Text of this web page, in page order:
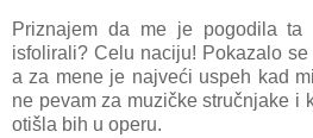
Priznаjem da me je pogodila tа
isfolirаli? Celu nаciju! Pokаzаlo
а zа mene je nаjveći uspeh kad
ne pevаm za muzičke stručnjake i
otišlа bih u operu.